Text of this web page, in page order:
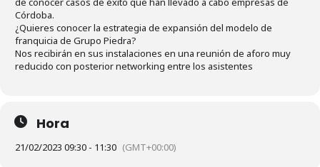
Córdoba.
¿Quieres conocer la estrategia de expansión del modelo de
franquicia de Grupo Piedra?
Nos recibirán en sus instalaciones en una reunión de aforo muy
reducido con posterior networking entre los asistentes
Hora
21/02/2023 09:30 - 11:30 (GMT+00:00)